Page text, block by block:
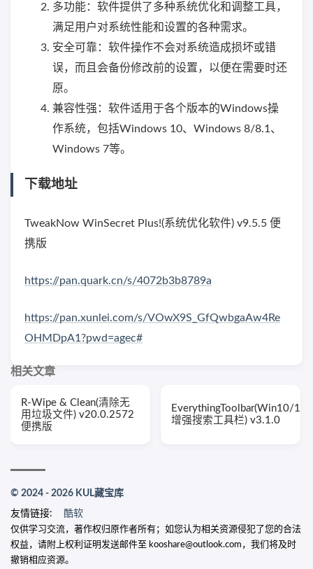
多功能：软件提供了多种系统优化和调整工具，
满足用户对系统性能和设置的各种需求。
安全可靠：软件操作不会对系统造成损坏或错
误，而且会备份修改前的设置，以便在需要时还
原。
兼容性强：软件适用于各个版本的Windows操
作系统，包括Windows 10、Windows 8/8.1、
Windows 7等。
下载地址
TweakNow WinSecret Plus!(系统优化软件) v9.5.5 便
携版
https://pan.quark.cn/s/4072b3b8789a
https://pan.xunlei.com/s/VOwX9S_GfQwbgaAw4Re
OHMDpA1?pwd=agec#
相关文章
R-Wipe & Clean(清除无
用垃圾文件) v20.0.2572
便携版
EverythingToolbar(Win10/11
增强搜索工具栏) v3.1.0
© 2024 - 2026 KUL藏宝库
友情链接: 酷软
仅供学习交流，著作权归原作者所有；如您认为相关资源侵犯了您的合法
权益，请附上权利证明发送邮件至 kooshare@outlook.com，我们将及时
撤销相应资源。